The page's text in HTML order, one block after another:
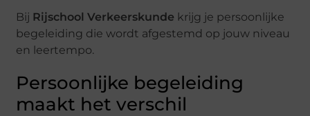
Bij Rijschool Verkeerskunde krijg je persoonlijke
begeleiding die wordt afgestemd op jouw niveau
en leertempo.
Persoonlijke begeleiding
maakt het verschil